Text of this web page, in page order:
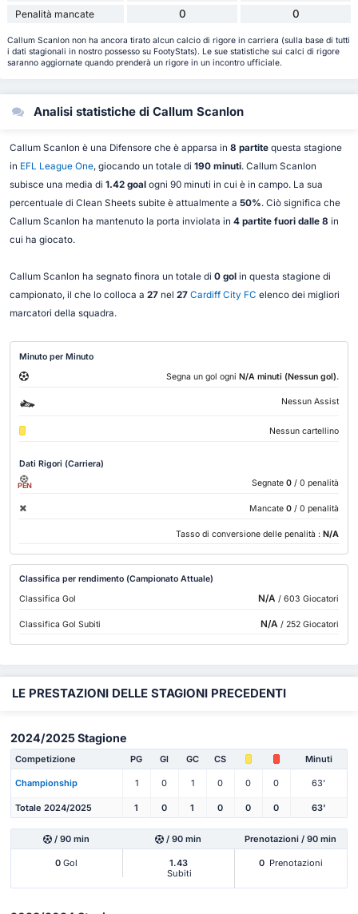
Penalità mancate 0 0
Callum Scanlon non ha ancora tirato alcun calcio di rigore in carriera (sulla base di tutti
i dati stagionali in nostro possesso su FootyStats). Le sue statistiche sui calci di rigore
saranno aggiornate quando prenderà un rigore in un incontro ufficiale.
Analisi statistiche di Callum Scanlon
Callum Scanlon è una Difensore che è apparsa in 8 partitequesta stagione
in EFL League One, giocando un totale di 190 minuti. Callum Scanlon
subisce una media di 1.42 goalogni 90 minuti in cui è in campo. La sua
percentuale di Clean Sheets subite è attualmente a 50%. Ciò significa che
Callum Scanlon ha mantenuto la porta inviolata in 4 partite fuori dalle 8 in
cui ha giocato.
Callum Scanlon ha segnato finora un totale di 0 golin questa stagione di
campionato, il che lo colloca a 27nel 27 Cardiff City FC elenco dei migliori
marcatori della squadra.
Minuto per Minuto
Segna un gol ogni N/A minuti (Nessun gol).
Nessun Assist
Nessun cartellino
Dati Rigori (Carriera)
PEN Segnate 0 / 0 penalità
Mancate 0 / 0 penalità
Tasso di conversione delle penalità : N/A
Classifica per rendimento (Campionato Attuale)
Classifica Gol
N/A / 603 Giocatori
Classifica Gol Subiti N/A / 252 Giocatori
LE PRESTAZIONI DELLE STAGIONI PRECEDENTI
2024/2025 Stagione
Competizione PG Gl GC CS Minuti
Championship 1 0 1 0 0 0 63'
Totale 2024/2025 1 0 1 0 0 0 63'
/ 90 min / 90 min Prenotazioni / 90 min
0 Gol
1.43
Subiti
0 Prenotazioni